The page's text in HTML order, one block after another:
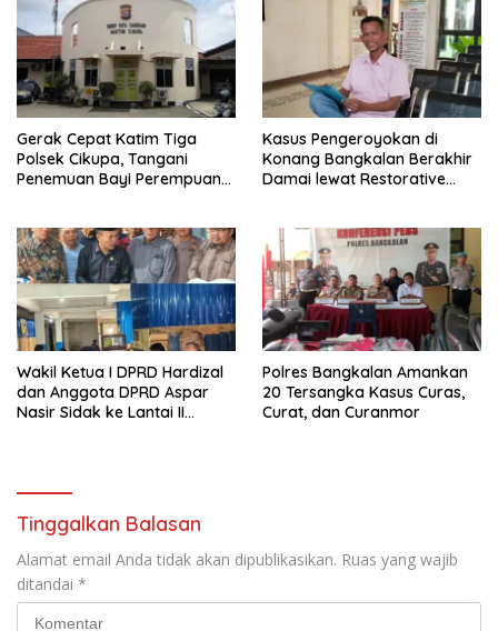
Gerak Cepat Katim Tiga
Polsek Cikupa, Tangani
Penemuan Bayi Perempuan
Kasus Pengeroyokan di
Konang Bangkalan Berakhir
Damai lewat Restorative
Wakil Ketua I DPRD Hardizal
dan Anggota DPRD Aspar
Nasir Sidak ke Lantai II
Polres Bangkalan Amankan
20 Tersangka Kasus Curas,
Curat, dan Curanmor
Tinggalkan Balasan
Alamat email Anda tidak akan dipublikasikan. Ruas yang wajib
ditandai *